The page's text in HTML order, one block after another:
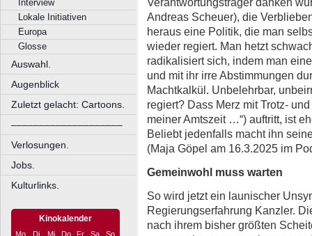
Interview
Lokale Initiativen
Europa
Glosse
Auswahl.
Augenblick
Zuletzt gelacht: Cartoons.
––––––––––––––––––––
Verlosungen.
Jobs.
Kulturlinks.
Kinokalender
Mo Di Mi Do Fr Sa
So
Andreas Scheuer), die
heraus eine Politik, die man
wieder regiert. Man hetzt
radikalisiert sich, indem man
und mit ihr irre Abstimmungen
Machtkalkül. Unbelehrbar,
regiert? Dass Merz mit Trotz-
meiner Amtszeit …“) auftritt, ist
Beliebt jedenfalls macht ihn
(Maja Göpel am 16.3.2025 im
Gemeinwohl muss warten
So wird jetzt ein launischer
Regierungserfahrung Kanzler.
nach ihrem bisher größten